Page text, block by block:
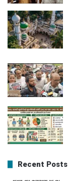
Recent Posts